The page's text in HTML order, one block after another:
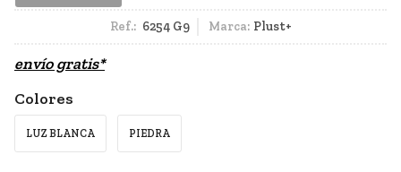
Ref.: 6254 G9 Marca: Plust+
envío gratis*
Colores
LUZ BLANCA PIEDRA